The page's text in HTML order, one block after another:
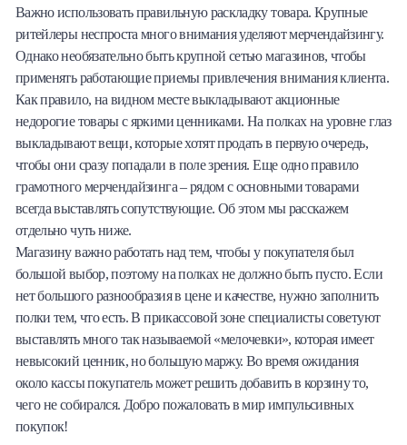
Важно использовать правильную раскладку товара. Крупные
ритейлеры неспроста много внимания уделяют мерчендайзингу.
Однако необязательно быть крупной сетью магазинов, чтобы
применять работающие приемы привлечения внимания клиента.
Как правило, на видном месте выкладывают акционные
недорогие товары с яркими ценниками. На полках на уровне глаз
выкладывают вещи, которые хотят продать в первую очередь,
чтобы они сразу попадали в поле зрения. Еще одно правило
грамотного мерчендайзинга – рядом с основными товарами
всегда выставлять сопутствующие. Об этом мы расскажем
отдельно чуть ниже.
Магазину важно работать над тем, чтобы у покупателя был
большой выбор, поэтому на полках не должно быть пусто. Если
нет большого разнообразия в цене и качестве, нужно заполнить
полки тем, что есть. В прикассовой зоне специалисты советуют
выставлять много так называемой «мелочевки», которая имеет
невысокий ценник, но большую маржу. Во время ожидания
около кассы покупатель может решить добавить в корзину то,
чего не собирался. Добро пожаловать в мир импульсивных
покупок!